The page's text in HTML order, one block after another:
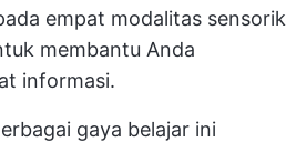
empat modalitas sensorik
membantu Anda
informasi.
gaya belajar ini